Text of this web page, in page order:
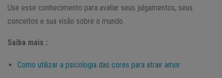
Use esse conhecimento para avaliar seus julgamentos, seus
conceitos e sua visão sobre o mundo.
Saiba mais :
Como utilizar a psicologia das cores para atrair amor